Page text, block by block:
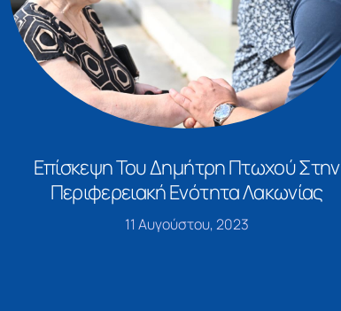
Επίσκεψη Του Δημήτρη Πτωχού Στην
Περιφερειακή Ενότητα Λακωνίας
11 Αυγούστου, 2023